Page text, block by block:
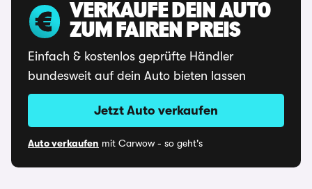
VERKAUFE DEIN AUTO
ZUM FAIREN PREIS
Einfach & kostenlos geprüfte Händler
bundesweit auf dein Auto bieten lassen
Jetzt Auto verkaufen
Auto verkaufen mit Carwow - so geht's